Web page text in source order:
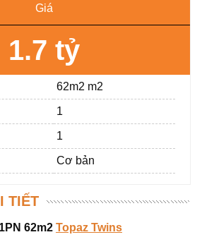
Giá
1.7 tỷ
62m2 m2
1
1
Cơ bản
TIẾT
62m2 Topaz Twins